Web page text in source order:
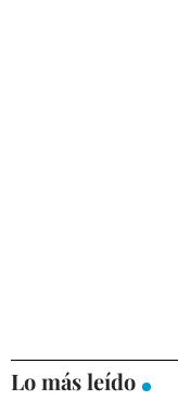
Lo más leído